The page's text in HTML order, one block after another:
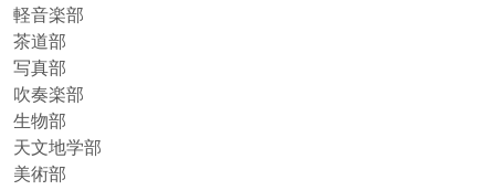
軽音楽部
茶道部
写真部
吹奏楽部
生物部
天文地学部
美術部